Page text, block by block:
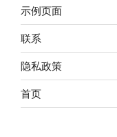
示例页面
联系
隐私政策
首页